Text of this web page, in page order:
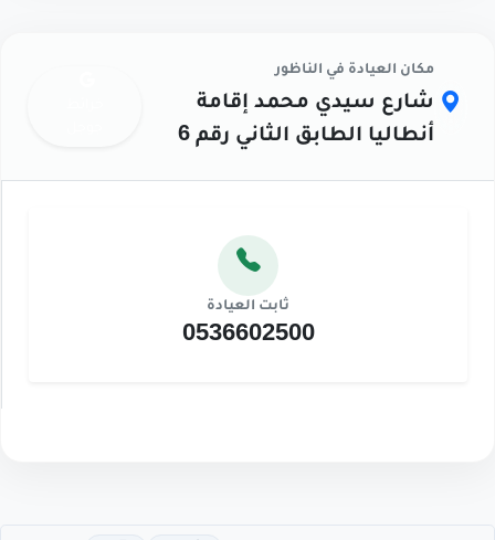
مكان العيادة في الناظور
شارع سيدي محمد إقامة
أنطاليا الطابق الثاني رقم 6
ثابت العيادة
0536602500